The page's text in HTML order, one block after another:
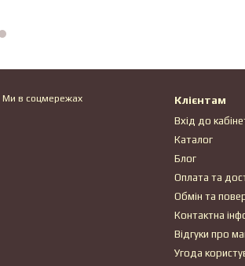
Ми в соцмережах Клієнтам
Вхід до
Каталог
Блог
Оплата та
Обмін та
Контактна
Відгуки про
Угода